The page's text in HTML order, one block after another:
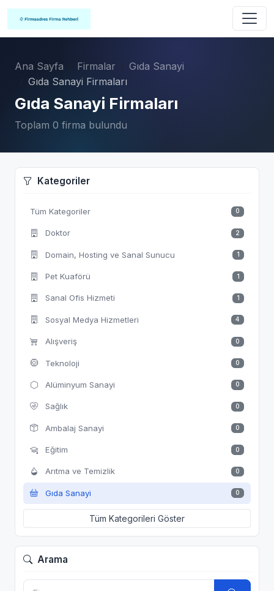
Ana Sayfa Firmalar
Gıda Sanayi
Gıda Sanayi Firmaları
Gıda Sanayi Firmaları
Toplam 0 firma bulundu
Kategoriler
Tüm Kategoriler 0
Doktor 2
Domain, Hosting ve Sanal Sunucu 1
Pet Kuaförü 1
Sanal Ofis Hizmeti 1
Sosyal Medya Hizmetleri 4
Alışveriş 0
Teknoloji 0
Alüminyum Sanayi 0
Sağlık 0
Ambalaj Sanayi 0
Eğitim 0
Arıtma ve Temizlik 0
Gıda Sanayi 0
Tüm Kategorileri Göster
Arama